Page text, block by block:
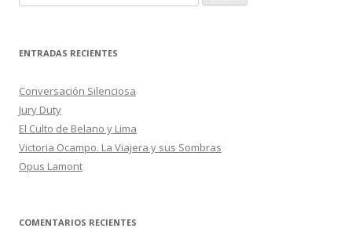
u
c
r
:
ENTRADAS RECIENTES
Conversación Silenciosa
Jury Duty
El Culto de Belano y Lima
Victoria Ocampo. La Viajera y sus Sombras
Opus Lamont
COMENTARIOS RECIENTES